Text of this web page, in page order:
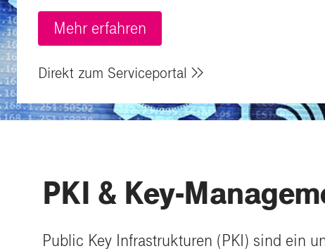
Mehr erfahren
Direkt zum Serviceportal
PKI & Key-
Public Key Infrastrukturen (PKI) sind ein